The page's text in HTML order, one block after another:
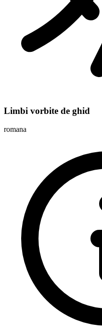
Limbi vorbite de ghid
romana